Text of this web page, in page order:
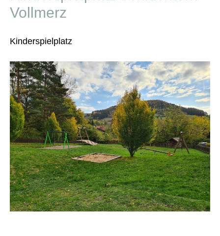
Vollmerz
Kinderspielplatz